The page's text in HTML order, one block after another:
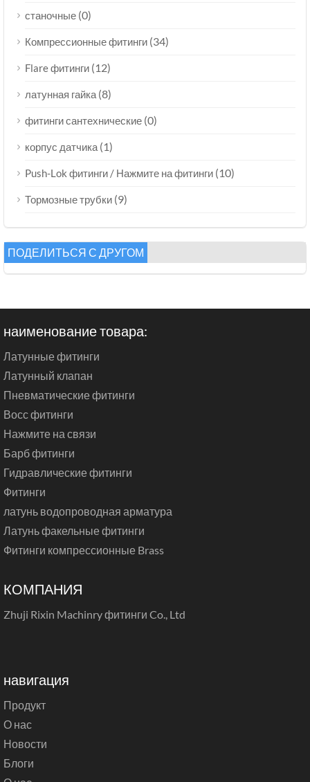
станочные (0)
Компрессионные фитинги (34)
Flare фитинги (12)
латунная гайка (8)
фитинги сантехнические (0)
корпус датчика (1)
Push-Lok фитинги / Нажмите на фитинги (10)
Тормозные трубки (9)
ПОДЕЛИТЬСЯ С ДРУГОМ
наименование товара:
Латунные фитинги
Латунный клапан
Пневматические фитинги
Восс фитинги
Нажмите на связи
Барб фитинги
Гидравлические фитинги
Фитинги
латунь водопроводная арматура
Латунь факельные фитинги
Фитинги компрессионные Brass
КОМПАНИЯ
Zhuji Rixin Machinry фитинги Co., Ltd
навигация
Продукт
О нас
Новости
Блоги